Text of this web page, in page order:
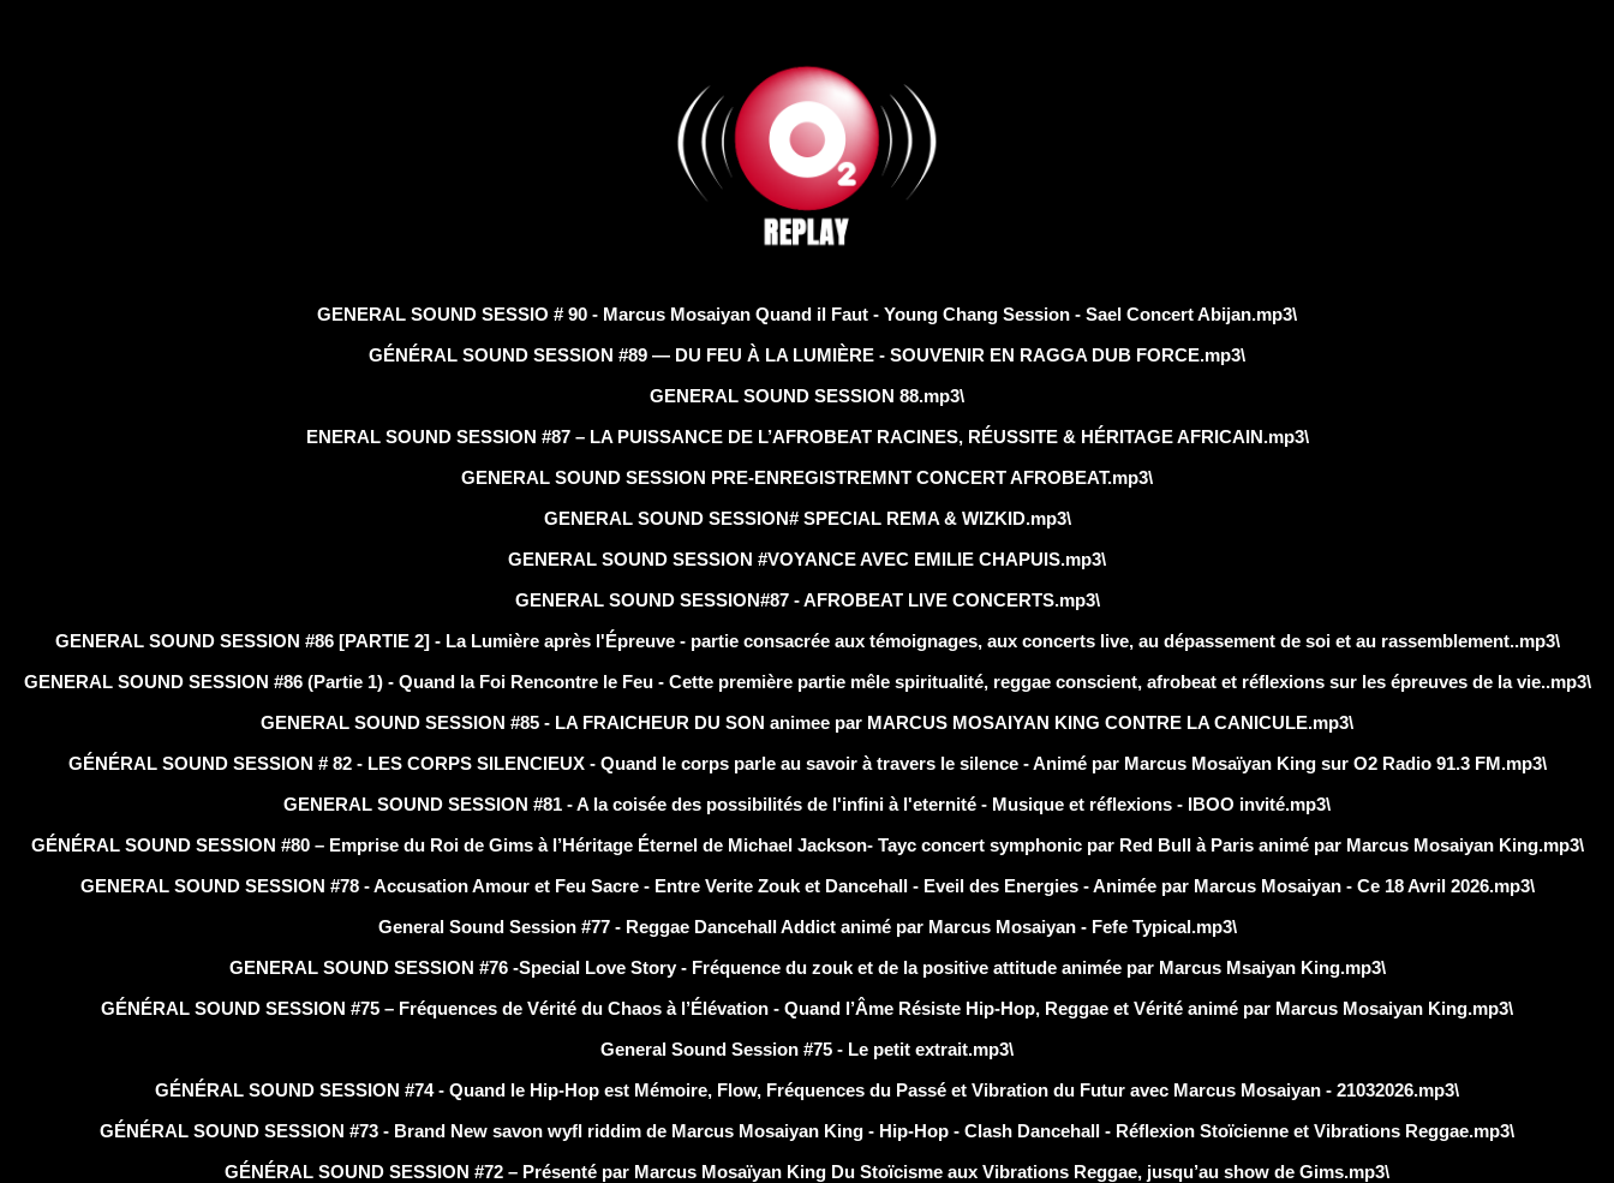
GENERAL SOUND SESSIO # 90 - Marcus Mosaiyan Quand il Faut - Young Chang Session - Sael Concert Abijan.mp3\
GÉNÉRAL SOUND SESSION #89 — DU FEU À LA LUMIÈRE - SOUVENIR EN RAGGA DUB FORCE.mp3\
GENERAL SOUND SESSION 88.mp3\
ENERAL SOUND SESSION #87 – LA PUISSANCE DE L’AFROBEAT RACINES, RÉUSSITE & HÉRITAGE AFRICAIN.mp3\
GENERAL SOUND SESSION PRE-ENREGISTREMNT CONCERT AFROBEAT.mp3\
GENERAL SOUND SESSION# SPECIAL REMA & WIZKID.mp3\
GENERAL SOUND SESSION #VOYANCE AVEC EMILIE CHAPUIS.mp3\
GENERAL SOUND SESSION#87 - AFROBEAT LIVE CONCERTS.mp3\
GENERAL SOUND SESSION #86 [PARTIE 2] - La Lumière après l'Épreuve - partie consacrée aux témoignages, aux concerts live, au dépassement de soi et au rassemblement..mp3\
GENERAL SOUND SESSION #86 (Partie 1) - Quand la Foi Rencontre le Feu - Cette première partie mêle spiritualité, reggae conscient, afrobeat et réflexions sur les épreuves de la vie..mp3\
GENERAL SOUND SESSION #85 - LA FRAICHEUR DU SON animee par MARCUS MOSAIYAN KING CONTRE LA CANICULE.mp3\
GÉNÉRAL SOUND SESSION # 82 - LES CORPS SILENCIEUX - Quand le corps parle au savoir à travers le silence - Animé par Marcus Mosaïyan King sur O2 Radio 91.3 FM.mp3\
GENERAL SOUND SESSION #81 - A la coisée des possibilités de l'infini à l'eternité - Musique et réflexions - IBOO invité.mp3\
GÉNÉRAL SOUND SESSION #80 – Emprise du Roi de Gims à l’Héritage Éternel de Michael Jackson- Tayc concert symphonic par Red Bull à Paris animé par Marcus Mosaiyan King.mp3\
GENERAL SOUND SESSION #78 - Accusation Amour et Feu Sacre - Entre Verite Zouk et Dancehall - Eveil des Energies - Animée par Marcus Mosaiyan - Ce 18 Avril 2026.mp3\
General Sound Session #77 - Reggae Dancehall Addict animé par Marcus Mosaiyan - Fefe Typical.mp3\
GENERAL SOUND SESSION #76 -Special Love Story - Fréquence du zouk et de la positive attitude animée par Marcus Msaiyan King.mp3\
GÉNÉRAL SOUND SESSION #75 – Fréquences de Vérité du Chaos à l’Élévation - Quand l’Âme Résiste Hip-Hop, Reggae et Vérité animé par Marcus Mosaiyan King.mp3\
General Sound Session #75 - Le petit extrait.mp3\
GÉNÉRAL SOUND SESSION #74 - Quand le Hip-Hop est Mémoire, Flow, Fréquences du Passé et Vibration du Futur avec Marcus Mosaiyan - 21032026.mp3\
GÉNÉRAL SOUND SESSION #73 - Brand New savon wyfl riddim de Marcus Mosaiyan King - Hip-Hop - Clash Dancehall - Réflexion Stoïcienne et Vibrations Reggae.mp3\
GÉNÉRAL SOUND SESSION #72 – Présenté par Marcus Mosaïyan King Du Stoïcisme aux Vibrations Reggae, jusqu’au show de Gims.mp3\